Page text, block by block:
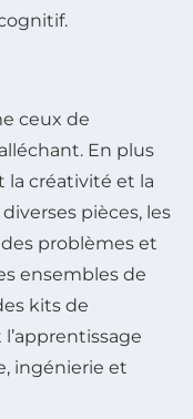
ceux de
En plus
la créativité et la
pièces, les
problèmes et
ensembles de
kits de
ingénierie et